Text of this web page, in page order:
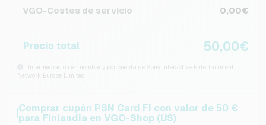
VGO-Costes de servicio
0,00€
Precio total 50,00€
Intermediación en nombre y por cuenta de Sony Interactive Entertainment
Network Europe Limited
Comprar cupón PSN Card FI con valor de 50 €
para Finlandia en VGO-Shop (US)